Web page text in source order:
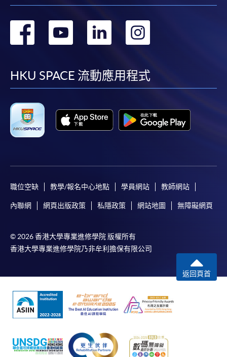
轉
facebook
轉
youtube
轉
linkedin
轉
HKU SPACE 流動應用程式
職位空缺 教學/報名中心地點 學員網站 教師網站
內聯網 網頁出版政策 私隱政策 網站地圖 無障礙網頁
© 2026 香港大學專業進修學院 版權所有
香港大學專業進修學院乃非牟利擔保有限公司
返回頁首